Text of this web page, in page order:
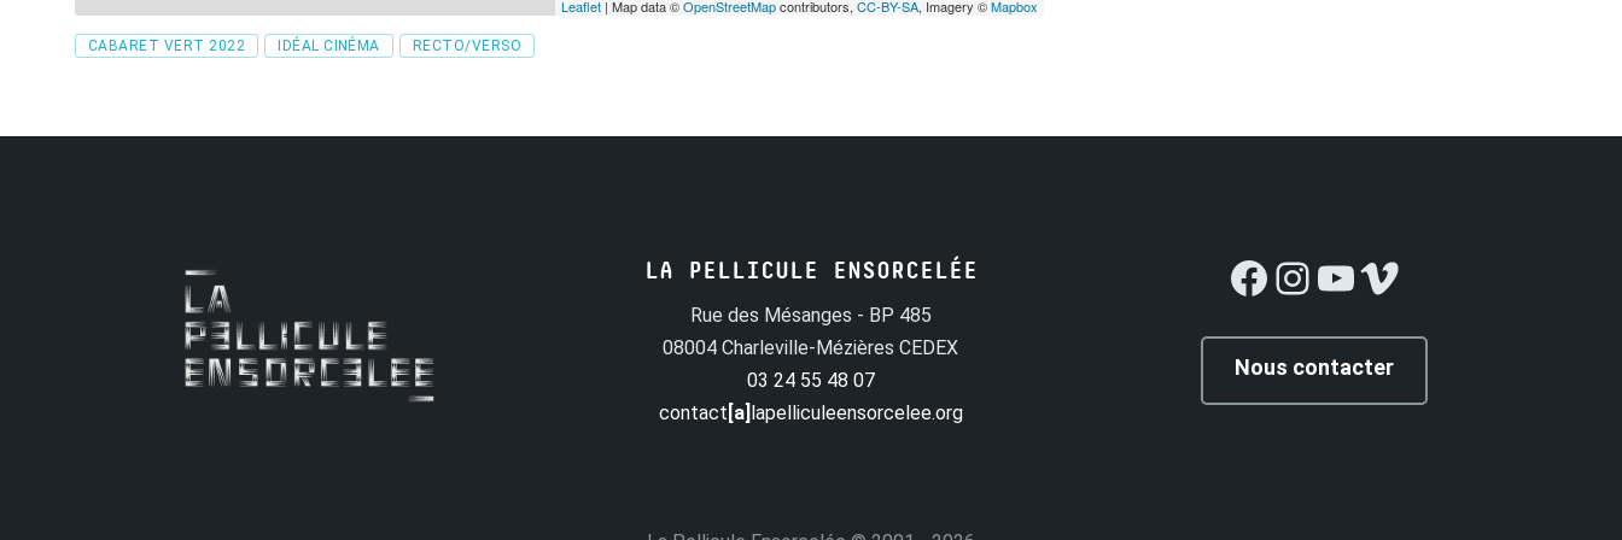
Leaflet | Map data ©OpenStreetMapcontributors,CC-BY-SA, Imagery ©Mapbox
Tags
CABARET VERT 2022 IDÉAL CINÉMA RECTO/VERSO
LA PELLICULE ENSORCELÉE
Rue des Mésanges - BP 485
08004 Charleville-Mézières CEDEX
03 24 55 48 07
contact [a] lapelliculeensorcelee.org
Facebook
Instagram
YouTube
Vimeo
Nous contacter